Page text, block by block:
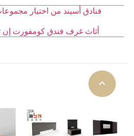
فنادق أسيند من اختيار
أثاث غرف فندق كومفورت إن